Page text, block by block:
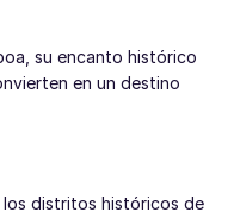
su encanto histórico
en un destino
los distritos históricos de